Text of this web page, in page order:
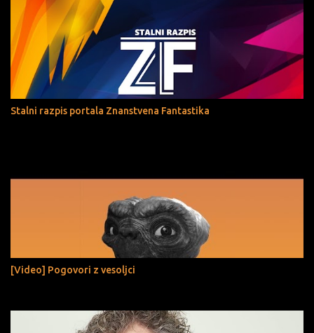
Stalni razpis portala Znanstvena Fantastika
[Video] Pogovori z vesoljci